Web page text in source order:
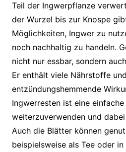
Teil der Ingwerpflanze
der Wurzel bis zur Knospe
Möglichkeiten, Ingwer zu
noch nachhaltig zu handeln.
nicht nur essbar, sondern
Er enthält viele Nährstoffe
entzündungshemmende
Ingwerresten ist eine
weiterzuverwenden und
Auch die Blätter können
beispielsweise als Tee oder